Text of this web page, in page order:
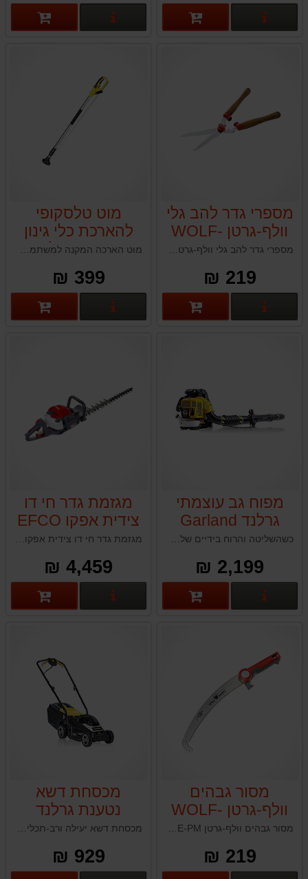
פרטים נוספים פרטים נוספים
מספרי גדר להב גלי
וולף-גרטן WOLF-
GARTEN HS-W
219 ₪
פרטים נוספים
מוט טלסקופי
להארכת כלי גינון
נטענים גרלנד
Garland POLE
KEEPER 20V-
399 ₪
פרטים נוספים
מפוח גב עוצמתי
גרלנד Garland
GAS 700MG
2,199 ₪
פרטים נוספים
מגזמת גדר חי דו
צידית אפקו EFCO
TGS2470
4,459 ₪
פרטים נוספים
מסור גבהים
וולף-גרטן WOLF-
GARTEN RE-PM
219 ₪
מכסחת דשא
נטענת גרלנד
GRASS 190-V20
בלבד
929 ₪